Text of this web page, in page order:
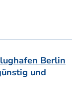
Berlin
und